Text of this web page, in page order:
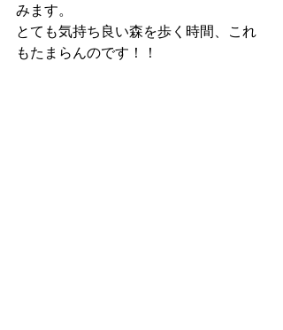
みます。
とても気持ち良い森を歩く時間、これ
もたまらんのです！！